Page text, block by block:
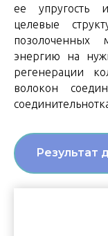
ее упругость
целевые
позолоченных
энергию на
регенерации
волокон
Результат